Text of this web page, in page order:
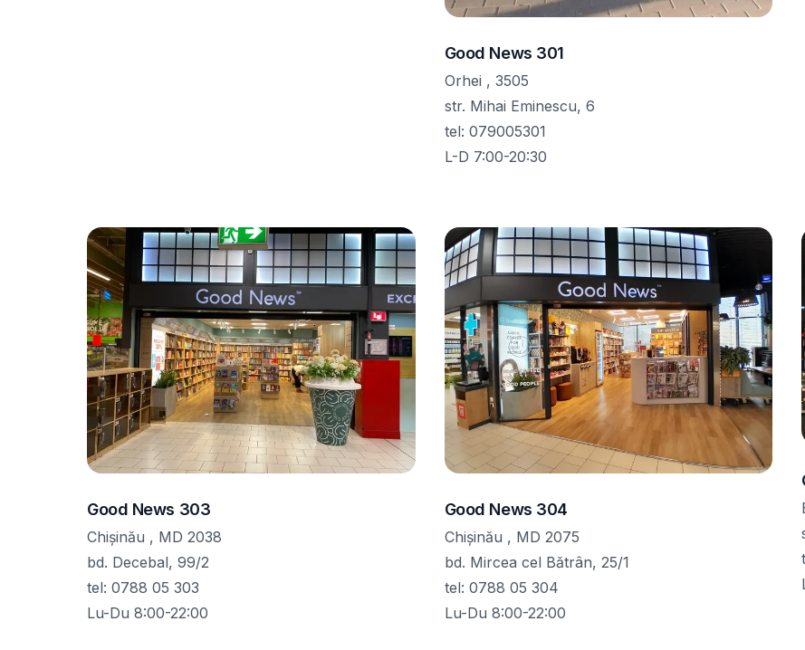
Good News 301
Orhei , 3505
str. Mihai Eminescu, 6
tel: 079005301
L-D 7:00-20:30
Good News 303
Chișinău , MD 2038
bd. Decebal, 99/2
tel: 0788 05 303
Lu-Du 8:00-22:00
Good News 304
Chișinău , MD 2075
bd. Mircea cel Bătrân, 25/1
tel: 0788 05 304
Lu-Du 8:00-22:00